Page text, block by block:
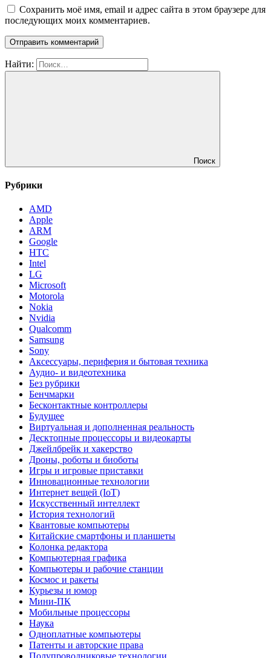
Сохранить моё имя, email и адрес сайта в этом браузере для
последующих моих комментариев.
Найти:
Поиск
Рубрики
AMD
Apple
ARM
Google
HTC
Intel
LG
Microsoft
Motorola
Nokia
Nvidia
Qualcomm
Samsung
Sony
Аксессуары, периферия и бытовая техника
Аудио- и видеотехника
Без рубрики
Бенчмарки
Бесконтактные контроллеры
Будущее
Виртуальная и дополненная реальность
Десктопные процессоры и видеокарты
Джейлбрейк и хакерство
Дроны, роботы и биоботы
Игры и игровые приставки
Инновационные технологии
Интернет вещей (IoT)
Искусственный интеллект
История технологий
Квантовые компьютеры
Китайские смартфоны и планшеты
Колонка редактора
Компьютерная графика
Компьютеры и рабочие станции
Космос и ракеты
Курьезы и юмор
Мини-ПК
Мобильные процессоры
Наука
Одноплатные компьютеры
Патенты и авторские права